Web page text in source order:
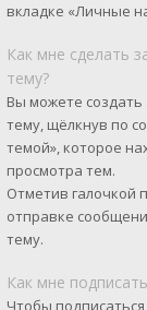
вкладке «Личные
Как мне сделать
тему?
Вы можете создать
тему, щёлкнув по
темой», которое
просмотра тем.
Отметив галочкой
отправке
тему.
Как мне
Чтобы